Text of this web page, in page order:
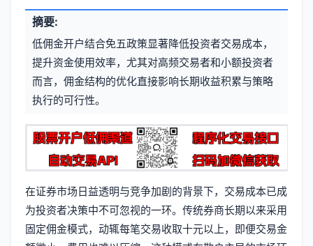
元
信
息
文
章
标
签
摘要:
低佣金开户结合免五政策显著降低投资者交易成本，
提升资金使用效率，尤其对高频交易者和小额投资者
而言，佣金结构的优化直接影响长期收益积累与策略
执行的可行性。
在证券市场日益透明与竞争加剧的背景下，交易成本已成
为投资者决策中不可忽视的一环。传统券商长期以来采用
固定佣金模式，动辄每笔交易收取十元以上，即便交易金